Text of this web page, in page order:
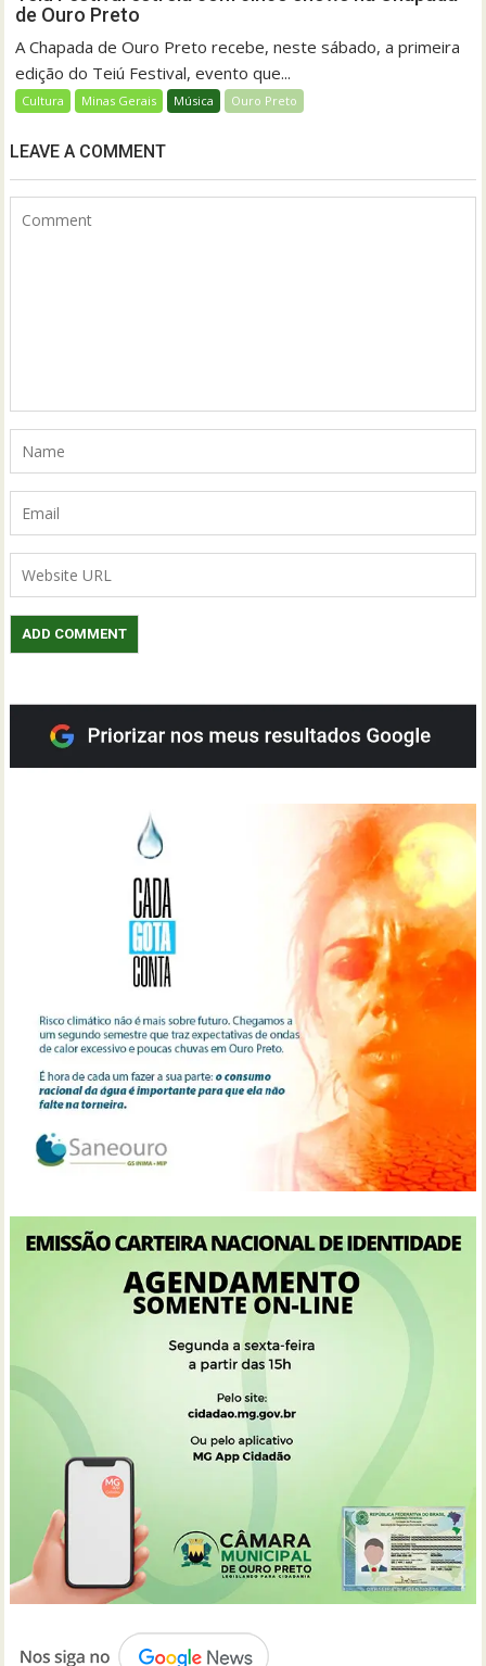
de Ouro Preto
A Chapada de Ouro Preto recebe, neste sábado, a primeira
edição do Teiú Festival, evento que...
Cultura Minas Gerais Música Ouro Preto
LEAVE A COMMENT